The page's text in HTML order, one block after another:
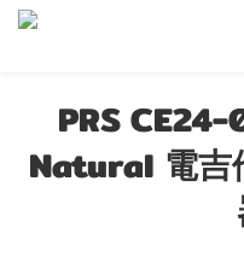
PRS
Natural 電吉